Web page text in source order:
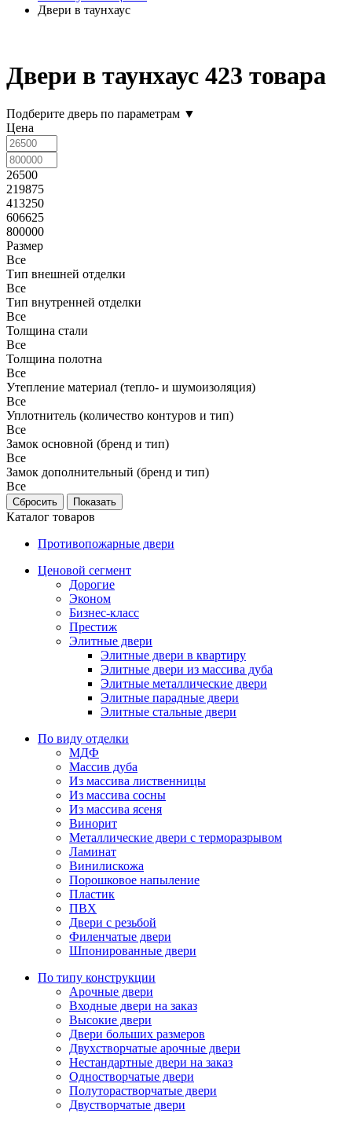
Двери в таунхаус
Двери в таунхаус 423 товара
Подберите дверь по параметрам ▼
Цена
26500
219875
413250
606625
800000
Размер
Все
Тип внешней отделки
Все
Тип внутренней отделки
Все
Толщина стали
Все
Толщина полотна
Все
Утепление материал (тепло- и шумоизоляция)
Все
Уплотнитель (количество контуров и тип)
Все
Замок основной (бренд и тип)
Все
Замок дополнительный (бренд и тип)
Все
Каталог товаров
Противопожарные двери
Ценовой сегмент
Дорогие
Эконом
Бизнес-класс
Престиж
Элитные двери
Элитные двери в квартиру
Элитные двери из массива дуба
Элитные металлические двери
Элитные парадные двери
Элитные стальные двери
По виду отделки
МДФ
Массив дуба
Из массива лиственницы
Из массива сосны
Из массива ясеня
Винорит
Металлические двери с терморазрывом
Ламинат
Винилискожа
Порошковое напыление
Пластик
ПВХ
Двери с резьбой
Филенчатые двери
Шпонированные двери
По типу конструкции
Арочные двери
Входные двери на заказ
Высокие двери
Двери больших размеров
Двухстворчатые арочные двери
Нестандартные двери на заказ
Одностворчатые двери
Полуторастворчатые двери
Двустворчатые двери